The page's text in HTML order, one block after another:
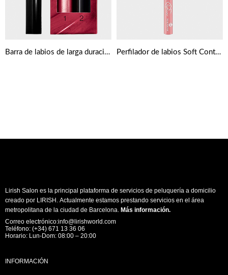
Barra de labios de larga duración con bálsamo Max Factor Lipfinity Perfilador de labios Soft Contouring de Essence
Lirish Salon es la principal plataforma de servicios de peluquería a domicilio
creado por LIRISH. Actualmente estamos prestando servicios en el área
metropolitana de la ciudad de Barcelona. Más información.
Correo electrónico:info@lirishworld.com
Teléfono: (+34) 671 13 36 06
Horario: Lun-Dom: 08:00 – 20:00
INFORMACIÓN